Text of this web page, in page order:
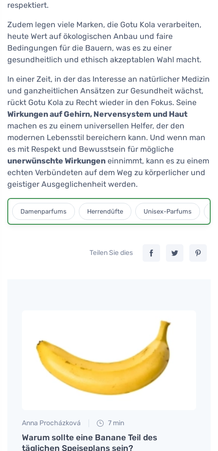
respektiert.
Zudem legen viele Marken, die Gotu Kola verarbeiten,
heute Wert auf ökologischen Anbau und faire
Bedingungen für die Bauern, was es zu einer
gesundheitlich und ethisch akzeptablen Wahl macht.
In einer Zeit, in der das Interesse an natürlicher Medizin
und ganzheitlichen Ansätzen zur Gesundheit wächst,
rückt Gotu Kola zu Recht wieder in den Fokus. Seine
Wirkungen auf Gehirn, Nervensystem und Haut
machen es zu einem universellen Helfer, der den
modernen Lebensstil bereichern kann. Und wenn man
es mit Respekt und Bewusstsein für mögliche
unerwünschte Wirkungen einnimmt, kann es zu einem
echten Verbündeten auf dem Weg zu körperlicher und
geistiger Ausgeglichenheit werden.
Damenparfums Herrendüfte Unisex-Parfums
Teilen Sie dies
Anna Procházková 7 min
Warum sollte eine Banane Teil des
täglichen Speiseplans sein?